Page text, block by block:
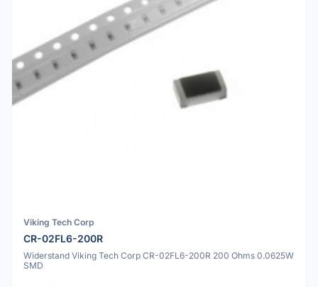
Viking Tech Corp
CR-02FL6-200R
Widerstand Viking Tech Corp CR-02FL6-200R 200 Ohms 0.0625W
SMD